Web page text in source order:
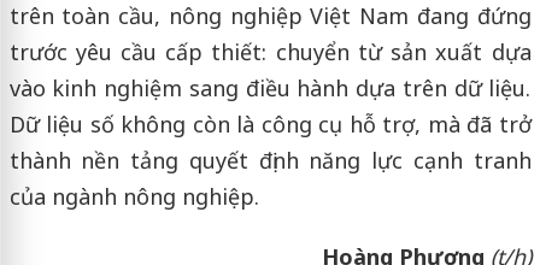
trên toàn cầu, nông nghiệp Việt Nam đang đứng
trước yêu cầu cấp thiết: chuyển từ sản xuất dựa
vào kinh nghiệm sang điều hành dựa trên dữ liệu.
Dữ liệu số không còn là công cụ hỗ trợ, mà đã trở
thành nền tảng quyết định năng lực cạnh tranh
của ngành nông nghiệp.
Hoàng Phương (t/h)